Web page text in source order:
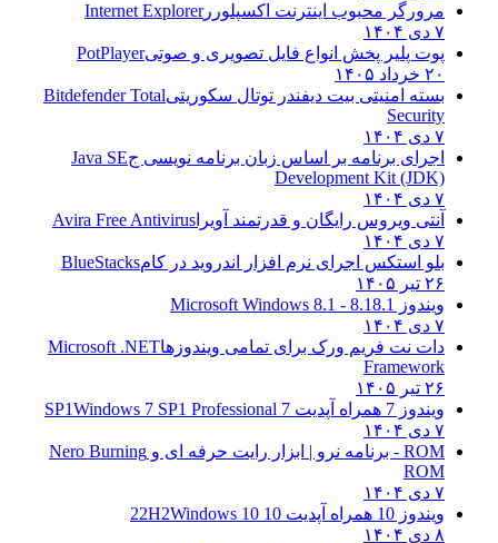
مرورگر محبوب اینترنت اکسپلوررInternet Explorer
۷ دی ۱۴۰۴
پوت پلیر پخش انواع فایل تصویری و صوتیPotPlayer
۲۰ خرداد ۱۴۰۵
بسته امنیتی بیت دیفندر توتال سکوریتیBitdefender Total
Security
۷ دی ۱۴۰۴
اجرای برنامه بر اساس زبان برنامه نویسی جJava SE
Development Kit (JDK)
۷ دی ۱۴۰۴
آنتی ویروس رایگان و قدرتمند آویرا Avira Free Antivirus
۷ دی ۱۴۰۴
بلو استکس اجرای نرم افزار اندروید در کامBlueStacks
۲۶ تیر ۱۴۰۵
ویندوز 8.1
8.1 - Microsoft Windows 8.1
۷ دی ۱۴۰۴
دات نت فریم ورک برای تمامی ویندوزهاMicrosoft .NET
Framework
۲۶ تیر ۱۴۰۵
ویندوز 7 همراه آپدیت 7 SP1
Windows 7 SP1 Professional
۷ دی ۱۴۰۴
ROM - برنامه نرو | ابزار رایت حرفه ای و
Nero Burning
ROM
۷ دی ۱۴۰۴
ویندوز 10 همراه آپدیت 10 22H2
Windows 10
۸ دی ۱۴۰۴